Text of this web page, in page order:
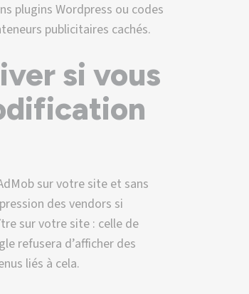
plugins Wordpress ou codes
publicitaires cachés.
si vous
sur votre site et sans
des vendors si
sur votre site : celle de
refusera d’afficher des
liés à cela.